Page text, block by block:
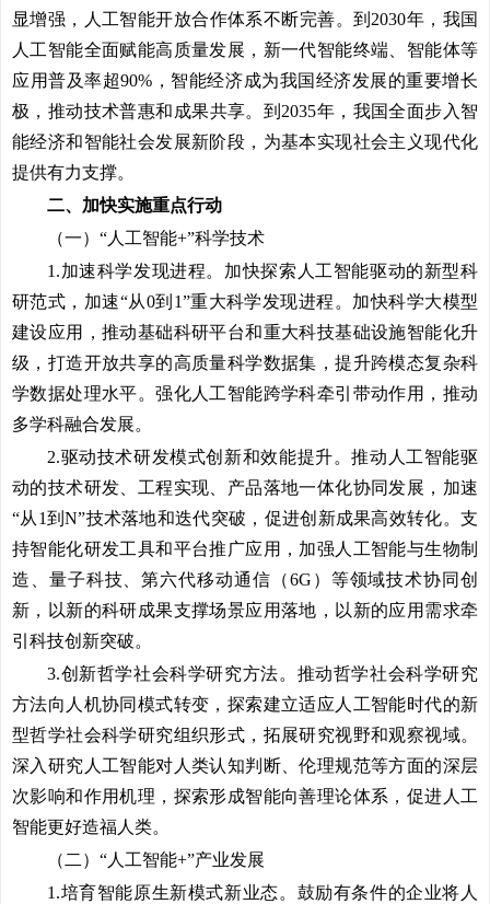
显增强，人工智能开放合作体系不断完善。到2030年，我国
人工智能全面赋能高质量发展，新一代智能终端、智能体等
应用普及率超90%，智能经济成为我国经济发展的重要增长
极，推动技术普惠和成果共享。到2035年，我国全面步入智
能经济和智能社会发展新阶段，为基本实现社会主义现代化
提供有力支撑。
二、加快实施重点行动
（一）“人工智能+”科学技术
1.加速科学发现进程。 加快探索人工智能驱动的新型科
研范式，加速“从0到1”重大科学发现进程。加快科学大模型
建设应用，推动基础科研平台和重大科技基础设施智能化升
级，打造开放共享的高质量科学数据集，提升跨模态复杂科
学数据处理水平。强化人工智能跨学科牵引带动作用，推动
多学科融合发展。
2.驱动技术研发模式创新和效能提升。推动人工智能驱
动的技术研发、工程实现、产品落地一体化协同发展，加速
“从1到N”技术落地和迭代突破，促进创新成果高效转化。支
持智能化研发工具和平台推广应用，加强人工智能与生物制
造、量子科技、第六代移动通信（6G）等领域技术协同创
新，以新的科研成果支撑场景应用落地，以新的应用需求牵
引科技创新突破。
3.创新哲学社会科学研究方法。 推动哲学社会科学研究
方法向人机协同模式转变，探索建立适应人工智能时代的新
型哲学社会科学研究组织形式，拓展研究视野和观察视域。
深入研究人工智能对人类认知判断、伦理规范等方面的深层
次影响和作用机理，探索形成智能向善理论体系，促进人工
智能更好造福人类。
（二）“人工智能+”产业发展
1.培育智能原生新模式新业态。 鼓励有条件的企业将人